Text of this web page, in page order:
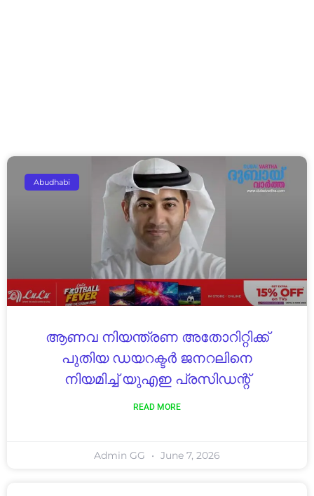
Abudhabi
ആണവ നിയന്ത്രണ അതോറിറ്റിക്ക്
പുതിയ ഡയറക്ടർ ജനറലിനെ
നിയമിച്ച് യുഎഇ പ്രസിഡന്റ്
READ MORE
Admin GG June 7, 2026